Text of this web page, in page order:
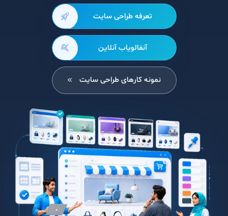
تعرفه طراحی سایت
آنفالویاب آنلاین
نمونه کارهای طراحی سایت